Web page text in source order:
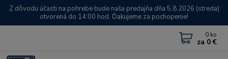
Z dôvodu účasti na pohrebe bude naša predajňa dňa 5.8.2026 (streda)
otvorená do 14:00 hod. Ďakujeme za pochopenie!
0 ks
za 0 €